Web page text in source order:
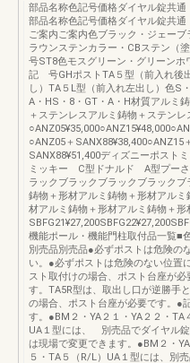
部品名称色記号価格ダイヤル錠共
部品名称色記号価格ダイヤル錠共
ご案内ご案内色ブラック・ジェー
ラウンステンカラー・CBステン（
号ST8色モスグリーン・グリーンホ
記 号GHポストTA５型（前入れ後
し）TA５L型（前入れ左出し）色S
A・HS・8・GT・A・H材質アルミ
＋ステンレスアルミ鋳物＋ステン
○ANZ05＋SANX88¥38,400○ANZ15
SANX88¥51,400ディズニーポス
ミッキー C型ドナルド A型プー
ラックブラックブラックブラックブ
鋳物＋形材アルミ鋳物＋形材アル
材アルミ鋳物＋形材アルミ鋳物＋形
機能ポール・機能門柱取付品一覧■
別売品別売品●必ずポストは危険の
い。●必ずポストは危険のない位置
スト取付けの場合、ポスト台座が
す。TA5R型は、取出し口が逆勝手
の場合、ポスト台座が必要です。●
す。●BM２・YA２１・YA２２・TA
UA１型には、 別売品でダイヤル
は現場で変更できます。●BM２・
５・TA５（R/L）UA１型には、別